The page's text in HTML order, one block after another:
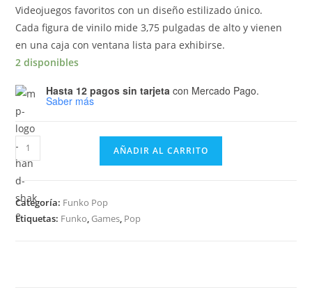
Videojuegos favoritos con un diseño estilizado único.
Cada figura de vinilo mide 3,75 pulgadas de alto y vienen
en una caja con ventana lista para exhibirse.
2 disponibles
Hasta 12 pagos sin tarjeta con Mercado Pago.
Saber más
Funko
Pop
HALO
Master
Chief
AÑADIR AL CARRITO
Categoría: Funko Pop
Etiquetas: Funko Games Pop